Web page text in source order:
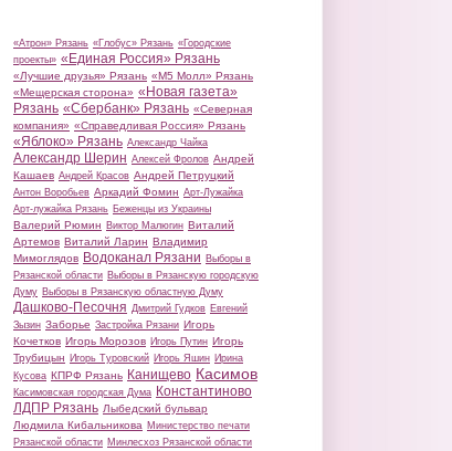
«Атрон» Рязань «Глобус» Рязань «Городские
проекты» «Единая Россия» Рязань
«Лучшие друзья» Рязань «М5 Молл» Рязань
«Мещерская сторона» «Новая газета»
Рязань «Сбербанк» Рязань «Северная
компания» «Справедливая Россия» Рязань
«Яблоко» Рязань Александр Чайка
Александр Шерин Алексей Фролов Андрей
Кашаев Андрей Красов Андрей Петруцкий
Антон Воробьев Аркадий Фомин Арт-Лужайка
Арт-лужайка Рязань Беженцы из Украины
Валерий Рюмин Виктор Малюгин Виталий
Артемов Виталий Ларин Владимир
Мимоглядов Водоканал Рязани Выборы в
Рязанской области Выборы в Рязанскую городскую
Думу Выборы в Рязанскую областную Думу
Дашково-Песочня Дмитрий Гудков Евгений
Зызин Заборье Застройка Рязани Игорь
Кочетков Игорь Морозов Игорь Путин Игорь
Трубицын Игорь Туровский Игорь Яшин Ирина
Кусова КПРФ Рязань Канищево Касимов
Касимовская городская Дума Константиново
ЛДПР Рязань Лыбедский бульвар
Людмила Кибальникова Министерство печати
Рязанской области Минлесхоз Рязанской области